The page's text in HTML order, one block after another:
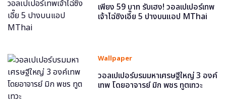
เพียง 59 บาท รับเฮง! วอลเปเปอร์เทพ
เจ้าไฉ่ซิงเอี๊ย 5 ปางบนแอป MThai
Wallpaper
วอลเปเปอร์บรมมหาเศรษฐีใหญ่ 3 องค์
เทพ โดยอาจารย์ มิก พชร ทูตเทวะ